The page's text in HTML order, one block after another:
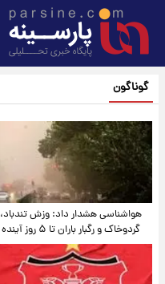
گوناگون
هواشناسی هشدار داد: وزش تندباد،
گردوخاک و رگبار باران تا ۵ روز آینده